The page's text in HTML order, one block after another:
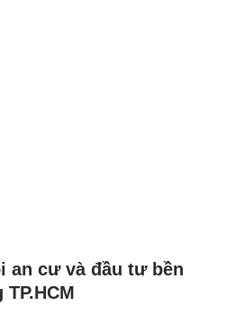
an cư và đầu tư bền